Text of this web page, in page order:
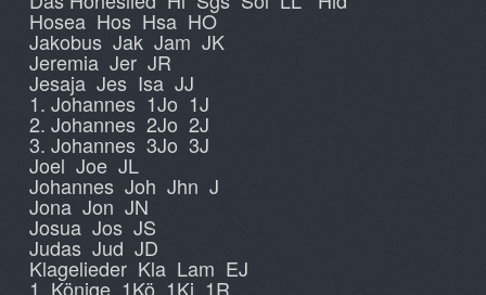
Hosea Hos Hsa HO
Jakobus Jak Jam JK
Jeremia Jer JR
Jesaja Jes Isa JJ
1. Johannes 1Jo 1J
2. Johannes 2Jo 2J
3. Johannes 3Jo 3J
Joel Joe JL
Johannes Joh Jhn J
Jona Jon JN
Josua Jos JS
Judas Jud JD
Klagelieder Kla Lam EJ
1. Könige 1Kö 1Ki 1R